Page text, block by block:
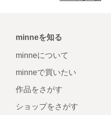
minneを知る
minneについて
minneで買いたい
作品をさがす
ショップをさがす